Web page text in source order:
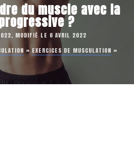
du muscle avec la
?
MODIFIÉ LE 6 AVRIL 2022
»EXERCICES DE MUSCULATION »